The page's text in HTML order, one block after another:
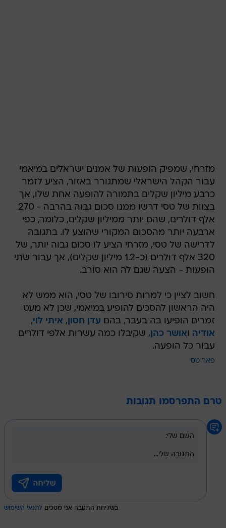
מזרחי, שמפיק הופעות של אמנים ישראלים במיאמי
עבור הקהל הישראלי שמתגורר באזור, הציע לזמר
כרבע מיליון שקלים בתמורה להופעה אחת שלו, אך
בצוות של טסי דרשו ממנו סכום גבוה בהרבה - 270
אלף דולרים, שהם יותר ממיליון שקלים, כלומר, כפי
ארבעה יותר מהסכום המקורי שהוצע לו. בתגובה
לדרישה של טסי, מזרחי הציע לו סכום גבוה יותר, של
320 אלף דולרים (כ-1.2 מיליון שקלים), אך עבור שתי
הופעות - הצעה שגם לה הוא סורב.
חשוב לציין כי למרות סירובו של טסי, הוא ממש לא
היה הראשון להסכים להופיע במיאמי, שכן לא מעט
זמרים הופיעו בה בעבר, בהם עדן חסון, איתי לוי,
אודיה ואושר כהן, שקיבלו כמה עשרות אלפי דולרים
עבור כל הופעה.
פאר טסי
טרם התפרסמו תגובות
בשליחת התגובה אני מסכים לתנאי השימוש